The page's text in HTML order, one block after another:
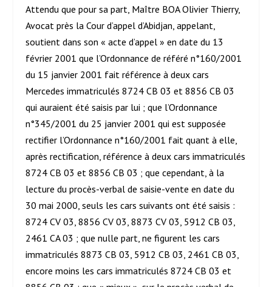
Attendu que pour sa part, Maître BOA Olivier Thierry,
Avocat près la Cour d’appel d’Abidjan, appelant,
soutient dans son « acte d’appel » en date du 13
février 2001 que l’Ordonnance de référé n°160/2001
du 15 janvier 2001 fait référence à deux cars
Mercedes immatriculés 8724 CB 03 et 8856 CB 03
qui auraient été saisis par lui ; que l’Ordonnance
n°345/2001 du 25 janvier 2001 qui est supposée
rectifier l’Ordonnance n°160/2001 fait quant à elle,
après rectification, référence à deux cars immatriculés
8724 CB 03 et 8856 CB 03 ; que cependant, à la
lecture du procès-verbal de saisie-vente en date du
30 mai 2000, seuls les cars suivants ont été saisis :
8724 CV 03, 8856 CV 03, 8873 CV 03, 5912 CB 03,
2461 CA 03 ; que nulle part, ne figurent les cars
immatriculés 8873 CB 03, 5912 CB 03, 2461 CB 03,
encore moins les cars immatriculés 8724 CB 03 et